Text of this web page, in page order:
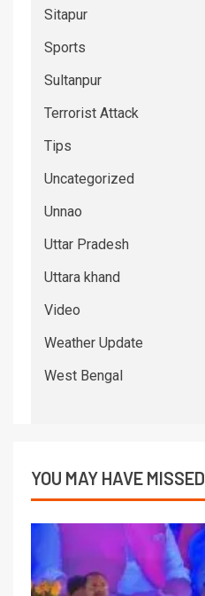
Sitapur
Sports
Sultanpur
Terrorist Attack
Tips
Uncategorized
Unnao
Uttar Pradesh
Uttara khand
Video
Weather Update
West Bengal
YOU MAY HAVE MISSED